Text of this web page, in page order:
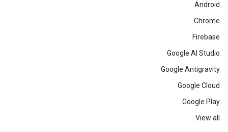
Android
Chrome
Firebase
Google AI Studio
Google Antigravity
Google Cloud
Google Play
View all